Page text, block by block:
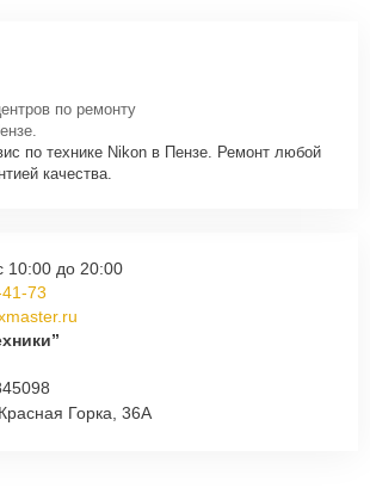
по ремонту
по технике Nikon в Пензе. Ремонт любой
качества.
Горка, 36А
10:00 до 20:00
73